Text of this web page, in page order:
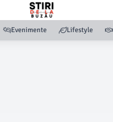
Evenimente Lifestyle